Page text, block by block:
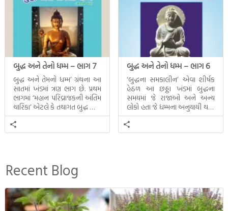
બુદ્ધ અને તેનો ધમ્મ – ભાગ 7
બુદ્ધ અને તેમનો ધમ્મ’ ગ્રંથના આ
સાતમાં ખંડમાં ત્રણ ભાગ છે. પ્રથમ
ભાગમાં ‘મહાન પરિવ્રાજકની અંતિમ
ચારિકા’ એટલે કે તથાગત બુદ્ધ સાથે
સતત પરિભ્રમણ કરતા સહચારીઓ
સાથે ફરી એકવારની
મુલાકાત, બીજા ભાગમાં તથાગતે
ઉત્તરાધિકારી તરીકે સ્થાપે છે તે
દૃશ્યો અંકિત થયાં છે. ટૂંકમાં બુદ્ધનાં
જીવનના અંતિમ દિવસોની યાત્રાનો
પરિપાક જોવા મળે […]
બુદ્ધ અને તેનો ધમ્મ – ભાગ 6
‘બુદ્ધના સમકાલીન’ એવા શીર્ષક
હેઠળ આ છઠ્ઠા ખંડમાં બુદ્ધના
સમયમાં જે રાજાઓ અને અન્ય
લોકો હતા જે ધમ્મના અનુયાયી થયા.
તેમનો અને બુદ્ધ વચ્ચે થયેલો
સત્સંગ વીશે જાણકારી મળે છે.
Recent Blog